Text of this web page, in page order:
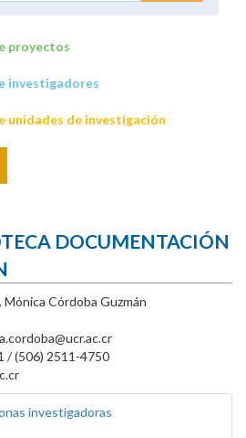
proyectos
investigadores
unidades de investigación
DOCUMENTACIÓN
Mónica Córdoba Guzmán
/ (506) 2511-4750
investigadoras